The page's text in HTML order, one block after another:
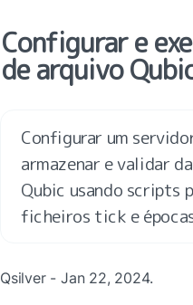
Configurar e
de arquivo
Configurar um
armazenar e validar
Qubic usando scripts
ficheiros tick e
Qsilver - Jan 22, 2024.